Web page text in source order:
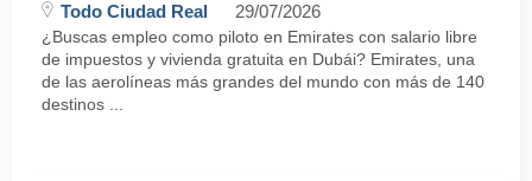
Todo Ciudad Real 29/07/2026
¿Buscas empleo como piloto en Emirates con salario libre
de impuestos y vivienda gratuita en Dubái? Emirates, una
de las aerolíneas más grandes del mundo con más de 140
destinos ...